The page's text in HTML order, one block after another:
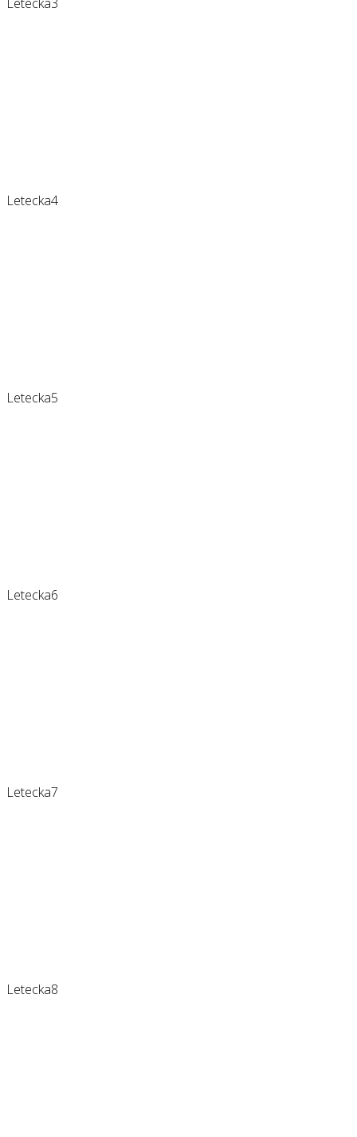
Letecka4
Letecka5
Letecka6
Letecka7
Letecka8